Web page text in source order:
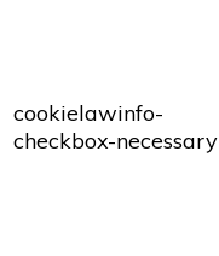
cookielawinfo-
checkbox-necessary